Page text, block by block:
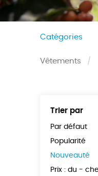
Catégories
Vêtements
Trier par
Par défaut
Popularité
Nouveauté
Prix : du -